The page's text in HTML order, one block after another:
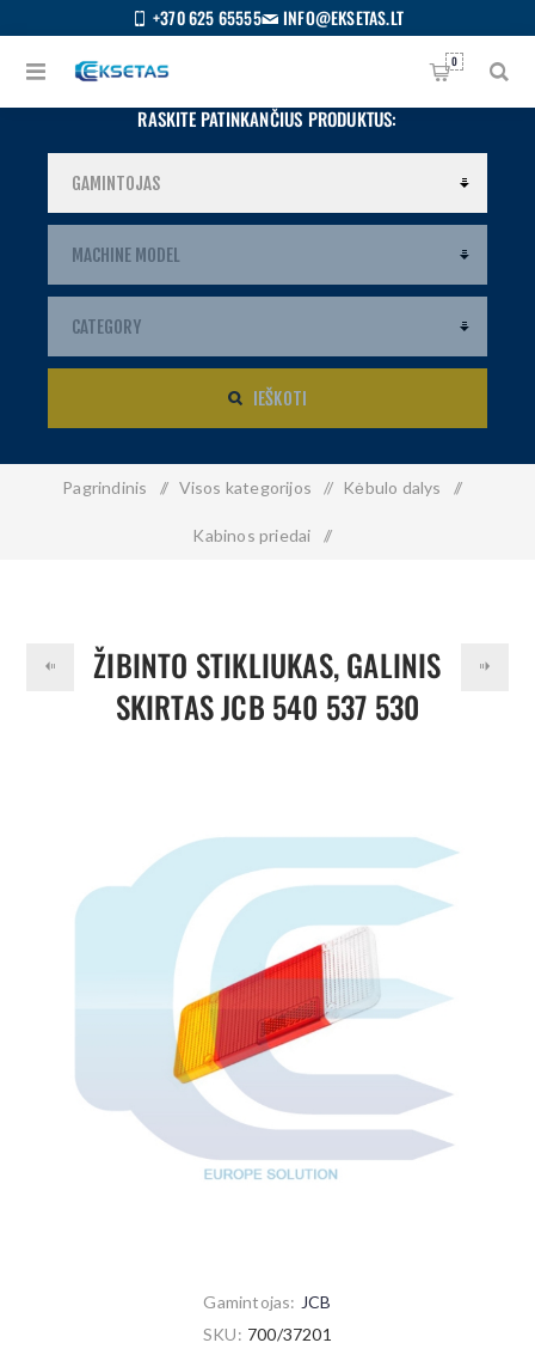
+370 625 65555 INFO@EKSETAS.LT
0
RASKITE PATINKANČIUS PRODUKTUS:
IEŠKOTI
Pagrindinis / Visos kategorijos / Kėbulo dalys /
Kabinos priedai /
ŽIBINTO STIKLIUKAS, GALINIS
SKIRTAS JCB 540 537 530
Gamintojas: JCB
SKU: 700/37201